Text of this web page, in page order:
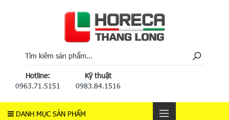
Hotline:
0963.71.5151
Kỹ thuật
0983.84.1516
DANH MỤC SẢN PHẨM